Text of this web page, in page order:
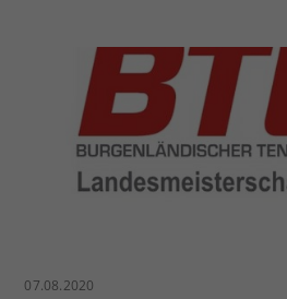
07.08.2020